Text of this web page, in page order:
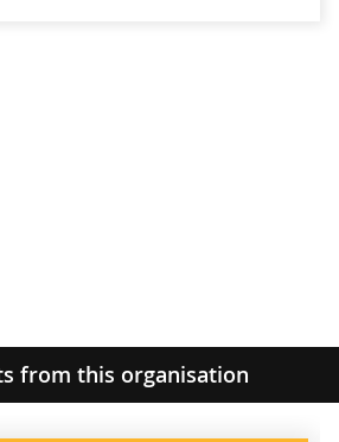
from this organisation